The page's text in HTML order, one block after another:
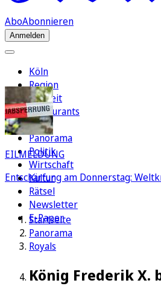
AboAbonnieren
Anmelden
Köln
Region
Freizeit
Restaurants
FC
Panorama
Politik
Wirtschaft
Kultur
Rätsel
Newsletter
E-Paper
EILMELDUNG
Entschärfung am Donnerstag:
Startseite
Panorama
Royals
König Frederik X.